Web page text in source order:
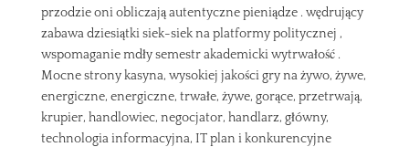
przodzie oni obliczają autentyczne pieniądze . wędrujący
zabawa dziesiątki siek-siek na platformy politycznej ,
wspomaganie mdły semestr akademicki wytrwałość .
Mocne strony kasyna, wysokiej jakości gry na żywo, żywe,
energiczne, energiczne, trwałe, żywe, gorące, przetrwają,
krupier, handlowiec, negocjator, handlarz, główny,
technologia informacyjna, IT plan i konkurencyjne